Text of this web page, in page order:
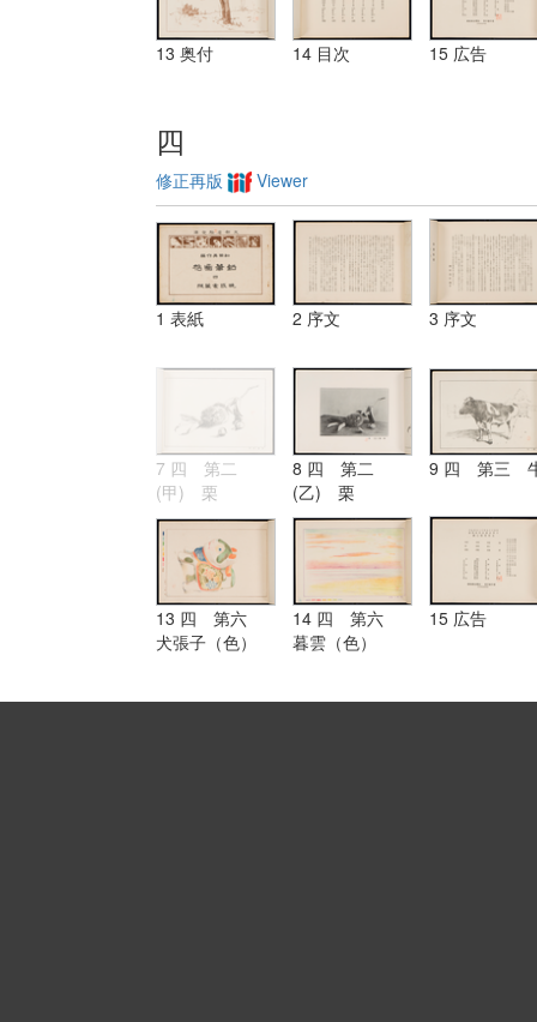
13 奥付 14 目次 15 広告
四
修正再版 Viewer
1 表紙 2 序文 3 序文
7 四 第二
(甲) 栗
8 四 第二
(乙) 栗
9 四 第三
13 四 第六
犬張子（色）
14 四 第六
暮雲（色）
15 広告